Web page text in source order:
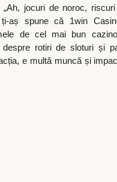
„Ah, jocuri de noroc,
ți-aș spune că 1win
de cel mai bun
rotiri de sloturi și
e multă muncă și